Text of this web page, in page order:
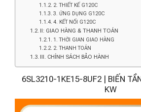
2. THIẾT KẾ G120C
3. ỨNG DỤNG G120C
4. KẾT NỐI G120C
II: GIAO HÀNG & THANH TOÁN
1. THỜI GIAN GIAO HÀNG
2. THANH TOÁN
III. CHÍNH SÁCH BẢO HÀNH
6SL3210-1KE15-8UF2 | BIẾN
KW